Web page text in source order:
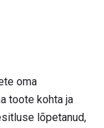
oma
toote kohta ja
lõpetanud,